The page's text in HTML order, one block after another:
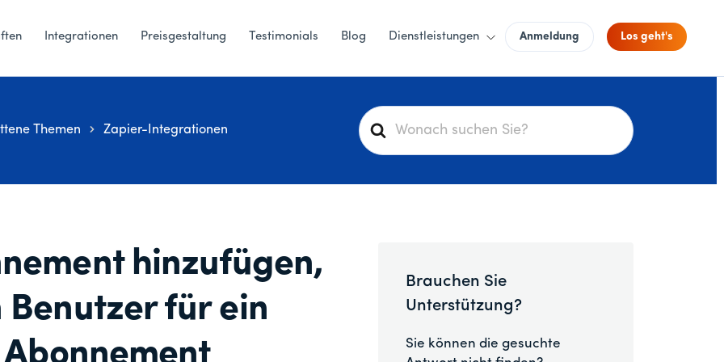
Integrationen Preisgestaltung Testimonials Blog Dienstleistungen Anmeldung Los geht's
S
u
Themen Zapier-Integrationen
hinzufügen,
Benutzer für ein
Brauchen Sie
Unterstützung?
Sie können die gesuchte